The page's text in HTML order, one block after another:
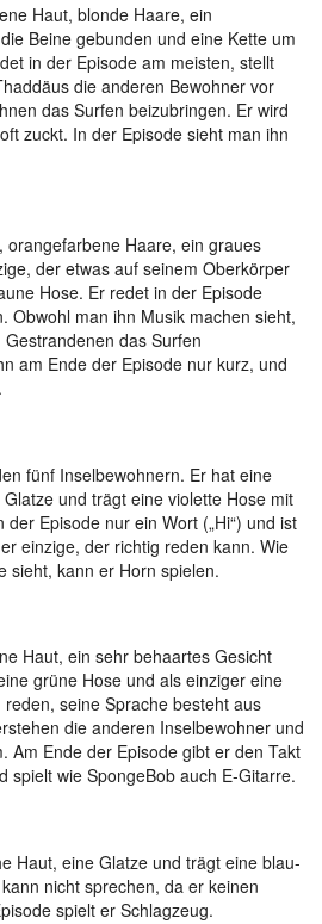
Haut, blonde Haare, ein
Beine gebunden und eine Kette um
in der Episode am meisten, stellt
die anderen Bewohner vor
das Surfen beizubringen. Er wird
zuckt. In der Episode sieht man ihn
Haare, ein graues
der etwas auf seinem Oberkörper
Hose. Er redet in der Episode
Obwohl man ihn Musik machen sieht,
das Surfen
am Ende der Episode nur kurz, und
fünf Inselbewohnern. Er hat eine
und trägt eine violette Hose mit
Episode nur ein Wort („Hi“) und ist
einzige, der richtig reden kann. Wie
sieht, kann er Horn spielen.
Haut, ein sehr behaartes Gesicht
grüne Hose und als einziger eine
seine Sprache besteht aus
die anderen Inselbewohner und
Am Ende der Episode gibt er den Takt
spielt wie SpongeBob auch E-Gitarre.
Haut, eine Glatze und trägt eine blau-
nicht sprechen, da er keinen
spielt er Schlagzeug.